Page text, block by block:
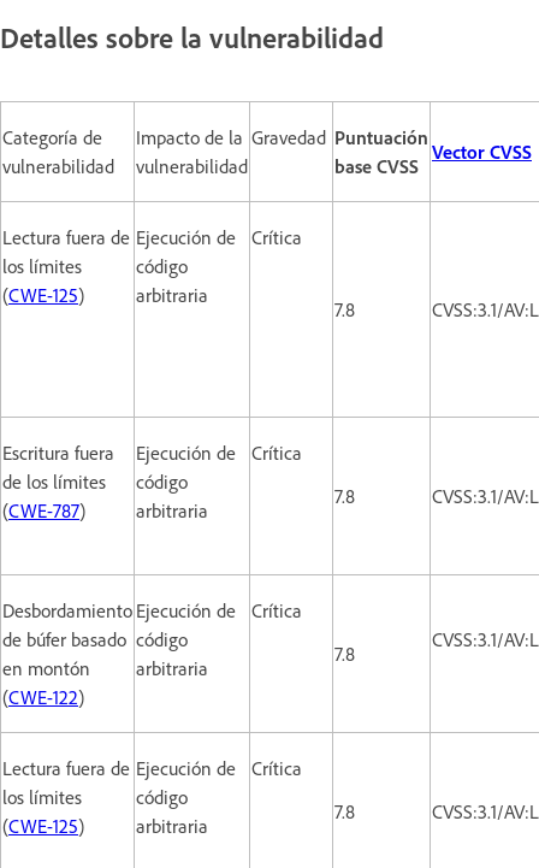
Detalles sobre la vulnerabilidad
Categoría de
vulnerabilidad
Impacto de la
vulnerabilidad
Gravedad Puntuación
base CVSS
Vector CVSS
Lectura fuera de
los límites
(CWE-125)
Ejecución de
código
arbitraria
Crítica
7.8 CVSS:3.1/
Escritura fuera
de los límites
(CWE-787)
Ejecución de
código
arbitraria
Crítica
7.8
CVSS:3.1/
Desbordamiento
de búfer basado
en montón
(CWE-122)
Ejecución de
código
arbitraria
Crítica
7.8
CVSS:3.1/
Lectura fuera de
los límites
(CWE-125)
Ejecución de
código
arbitraria
Crítica
7.8
CVSS:3.1/